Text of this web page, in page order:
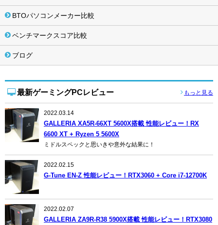
BTOパソコンメーカー比較
ベンチマークスコア比較
ブログ
最新ゲーミングPCレビュー もっと見る
2022.03.14
GALLERIA XA5R-66XT 5600X搭載 性能レビュー！RX
6600 XT + Ryzen 5 5600X
ミドルスペックと思いきや意外な結果に！
2022.02.15
G-Tune EN-Z 性能レビュー！RTX3060 + Core i7-12700K
2022.02.07
GALLERIA ZA9R-R38 5900X搭載 性能レビュー！RTX3080